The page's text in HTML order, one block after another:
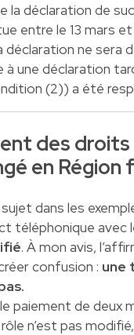
la déclaration de
entre le 13 mars
déclaration ne sera
une déclaration
(2)) a été
des
en Région
dans les
téléphonique avec
. À mon avis,
confusion : une
paiement de deux
n’est pas